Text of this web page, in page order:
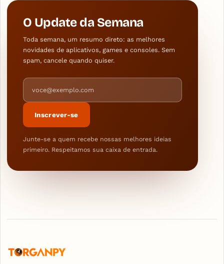
O Update da Semana
Toda semana, um resumo direto: as melhores
novidades de aplicativos, games e consoles. Sem
spam, cancele quando quiser.
Endereço de e-mail
Inscrever-se
Junte-se a quem recebe nossas melhores ideias
primeiro. Respeitamos sua caixa de entrada.